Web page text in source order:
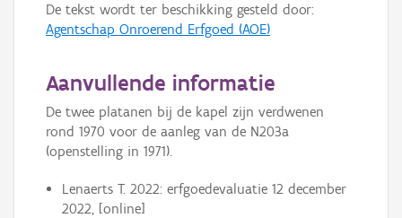
De tekst wordt ter beschikking gesteld door:
Agentschap Onroerend Erfgoed (AOE)
Aanvullende informatie
De twee platanen bij de kapel zijn verdwenen
rond 1970 voor de aanleg van de N203a
(openstelling in 1971).
Lenaerts T. 2022: erfgoedevaluatie 12 december
2022, [online]